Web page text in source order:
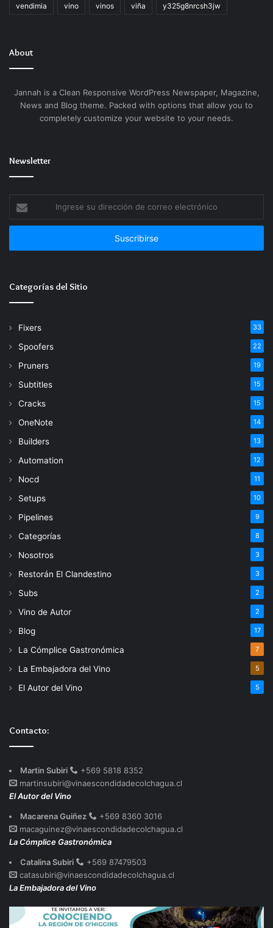
vendimia vino vinos viña y325g8nrcsh3jw
About
Jannah is a Clean Responsive WordPress Newspaper, Magazine,
News and Blog theme. Packed with options that allow you to
completely customize your website to your needs.
Newsletter
su
dirección
correo
Categorías del Sitio
Fixers 33
Spoofers 22
Pruners 19
Subtitles 15
Cracks 15
OneNote 14
Builders 13
Automation 12
Nocd 11
Setups 10
Pipelines 9
Categorías 8
Nosotros 3
Restorán El Clandestino 3
Subs 2
Vino de Autor 2
Blog 17
La Cómplice Gastronómica 7
La Embajadora del Vino 5
El Autor del Vino 5
Contacto:
Martin Subiri
+569 5818 8352
martinsubiri@vinaescondidadecolchagua.cl
El Autor del Vino
Macarena Guiñez
+569 8360 3016
macaguinez@vinaescondidadecolchagua.cl
La Cómplice Gastronómica
Catalina Subiri
+569 87479503
catasubiri@vinaescondidadecolchagua.cl
La Embajadora del Vino